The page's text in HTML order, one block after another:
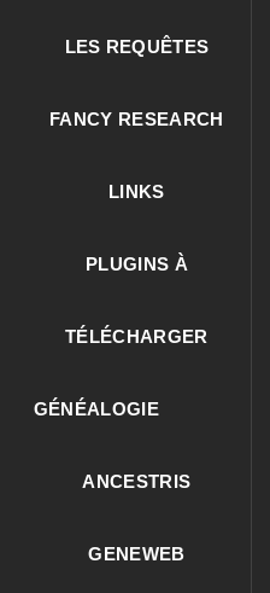
LES REQUÊTES
FANCY RESEARCH
LINKS
PLUGINS À
TÉLÉCHARGER
GÉNÉALOGIE
ANCESTRIS
GENEWEB